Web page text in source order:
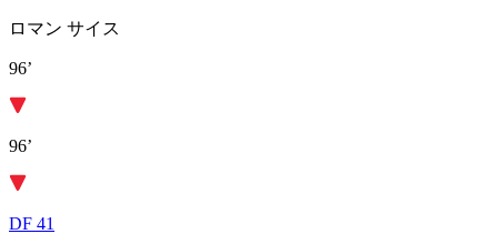
ロマン サイス
96’
96’
DF 41